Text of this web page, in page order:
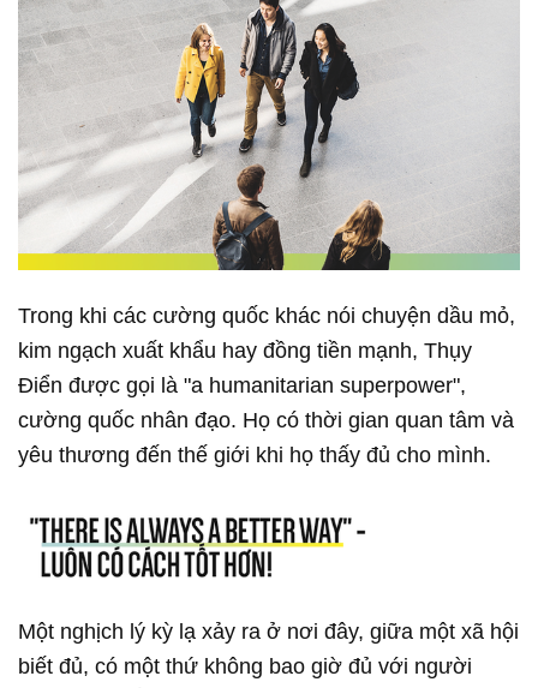
Trong khi các cường quốc khác nói chuyện dầu mỏ,
kim ngạch xuất khẩu hay đồng tiền mạnh, Thụy
Điển được gọi là "a humanitarian superpower",
cường quốc nhân đạo. Họ có thời gian quan tâm và
yêu thương đến thế giới khi họ thấy đủ cho mình.
Một nghịch lý kỳ lạ xảy ra ở nơi đây, giữa một xã hội
biết đủ, có một thứ không bao giờ đủ với người